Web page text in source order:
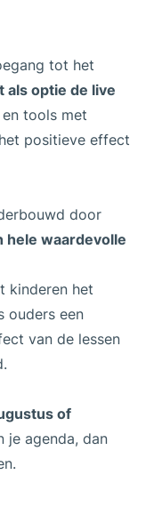
tot het
als optie de live
tools met
positieve effect
door
hele waardevolle
kinderen het
ouders een
van de lessen
of
je agenda, dan